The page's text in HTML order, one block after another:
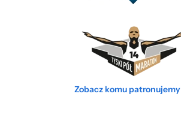
Zobacz komu patronujemy